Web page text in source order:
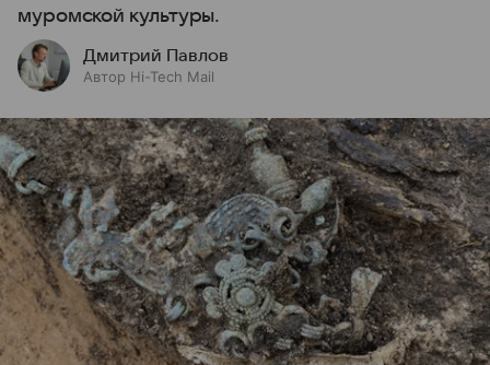
муромской культуры.
Дмитрий Павлов
Автор Hi-Tech Mail